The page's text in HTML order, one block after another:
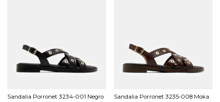
Sandalia Porronet 3234-001 Negro Sandalia Porronet 3235-008 Moka